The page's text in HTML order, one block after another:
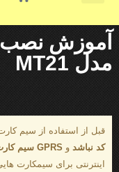
آموزش نصب
مدل MT21
قبل از استفاده از سیم
کد نباشد و GPRS سیم
اینترنتی برای سیمکارت